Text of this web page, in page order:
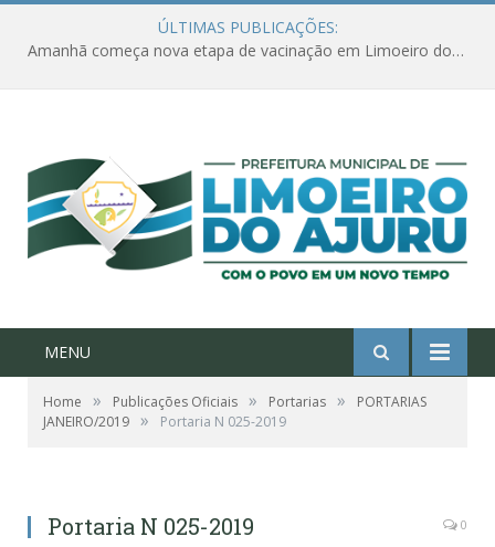
ÚLTIMAS PUBLICAÇÕES:
Amanhã começa nova etapa de vacinação em Limoeiro do Ajuru para idosos com 65 ou mais
MENU
Home » Publicações Oficiais » Portarias »
PORTARIAS
JANEIRO/2019 » Portaria N 025-2019
Portaria N 025-2019 0